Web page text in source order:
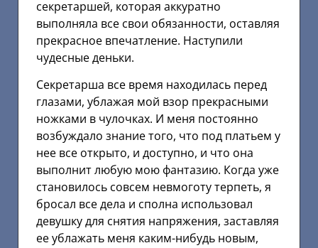
секретаршей, которая аккуратно
выполняла все свои обязанности, оставляя
прекрасное впечатление. Наступили
чудесные деньки.
Секретарша все время находилась перед
глазами, ублажая мой взор прекрасными
ножками в чулочках. И меня постоянно
возбуждало знание того, что под платьем у
нее все открыто, и доступно, и что она
выполнит любую мою фантазию. Когда уже
становилось совсем невмоготу терпеть, я
бросал все дела и сполна использовал
девушку для снятия напряжения, заставляя
ее ублажать меня каким-нибудь новым,